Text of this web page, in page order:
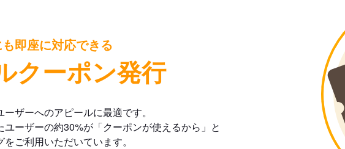
即座に対応できる
クーポン発行
ザーへのアピールに最適です。
ーザーの約30%が「クーポンが使えるから」と
ご利用いただいています。